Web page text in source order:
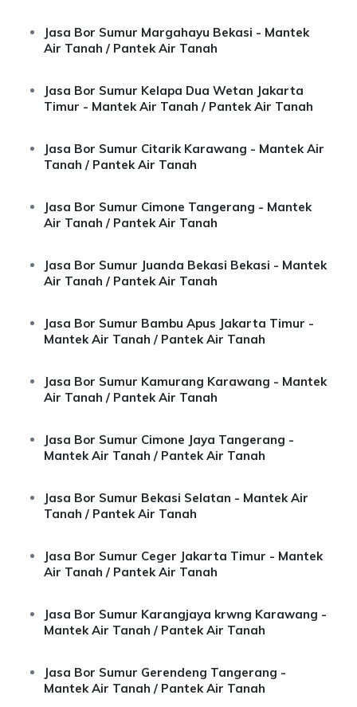
Jasa Bor Sumur Margahayu Bekasi - Mantek
Air Tanah / Pantek Air Tanah
Jasa Bor Sumur Kelapa Dua Wetan Jakarta
Timur - Mantek Air Tanah / Pantek Air Tanah
Jasa Bor Sumur Citarik Karawang - Mantek Air
Tanah / Pantek Air Tanah
Jasa Bor Sumur Cimone Tangerang - Mantek
Air Tanah / Pantek Air Tanah
Jasa Bor Sumur Juanda Bekasi Bekasi - Mantek
Air Tanah / Pantek Air Tanah
Jasa Bor Sumur Bambu Apus Jakarta Timur -
Mantek Air Tanah / Pantek Air Tanah
Jasa Bor Sumur Kamurang Karawang - Mantek
Air Tanah / Pantek Air Tanah
Jasa Bor Sumur Cimone Jaya Tangerang -
Mantek Air Tanah / Pantek Air Tanah
Jasa Bor Sumur Bekasi Selatan - Mantek Air
Tanah / Pantek Air Tanah
Jasa Bor Sumur Ceger Jakarta Timur - Mantek
Air Tanah / Pantek Air Tanah
Jasa Bor Sumur Karangjaya krwng Karawang -
Mantek Air Tanah / Pantek Air Tanah
Jasa Bor Sumur Gerendeng Tangerang -
Mantek Air Tanah / Pantek Air Tanah